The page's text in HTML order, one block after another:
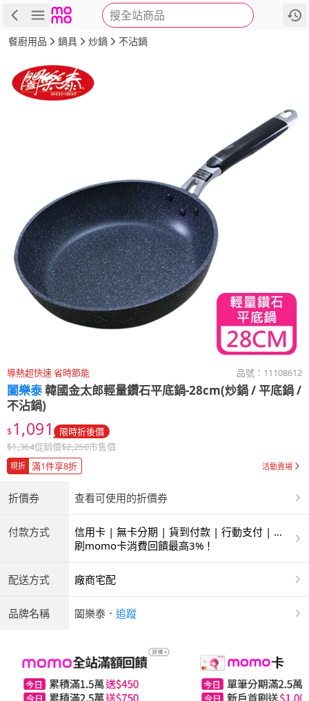
搜全站商品
商品 評價 詳情
餐廚用品 鍋具 炒鍋 不沾鍋
導熱超快速 省時節能 品號： 11108612
闔樂泰韓國金太郎輕量鑽石平底鍋-28cm(炒鍋 / 平底鍋 /
不沾鍋)
$1,091 限時折後價
$1,364促銷價$2,250市售價
現折 滿1件享8折 活動賣場
折價券 查看可使用的折價券
付款方式
信用卡 | 無卡分期 | 貨到付款 | 行動支付 | 超
商付款 | ATM | 銀聯卡
刷momo卡消費回饋最高3%！
配送方式 廠商宅配
品牌名稱 闔樂泰 ． 追蹤